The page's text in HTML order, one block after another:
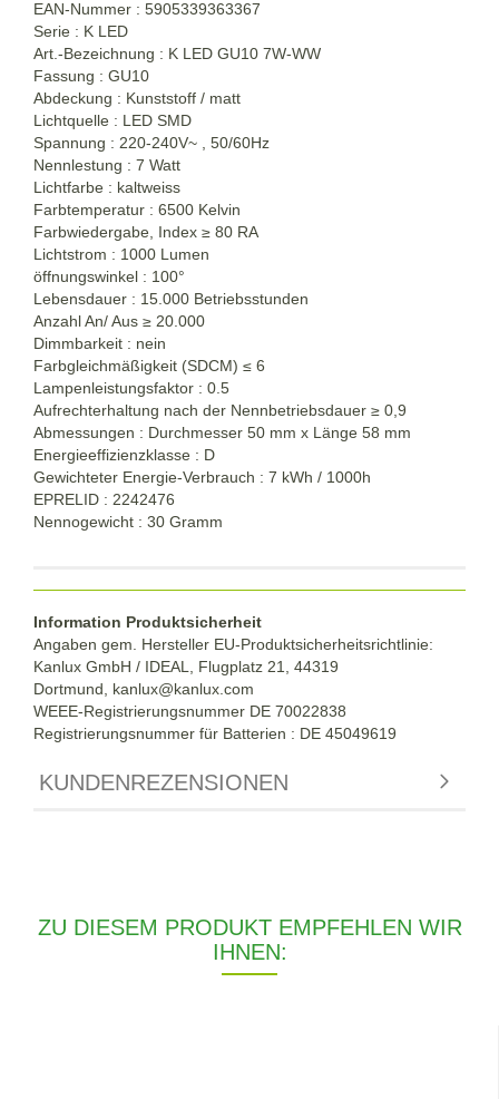
EAN-Nummer : 5905339363367
Serie : K LED
Art.-Bezeichnung : K LED GU10 7W-WW
Fassung : GU10
Abdeckung : Kunststoff / matt
Lichtquelle : LED SMD
Spannung : 220-240V~ , 50/60Hz
Nennlestung : 7 Watt
Lichtfarbe : kaltweiss
Farbtemperatur : 6500 Kelvin
Farbwiedergabe, Index ≥ 80 RA
Lichtstrom : 1000 Lumen
öffnungswinkel : 100°
Lebensdauer : 15.000 Betriebsstunden
Anzahl An/ Aus ≥ 20.000
Dimmbarkeit : nein
Farbgleichmäßigkeit (SDCM) ≤ 6
Lampenleistungsfaktor : 0.5
Aufrechterhaltung nach der Nennbetriebsdauer ≥ 0,9
Abmessungen : Durchmesser 50 mm x Länge 58 mm
Energieeffizienzklasse : D
Gewichteter Energie-Verbrauch : 7 kWh / 1000h
EPRELID : 2242476
Nennogewicht : 30 Gramm
Information Produktsicherheit
Angaben gem. Hersteller EU-Produktsicherheitsrichtlinie:
Kanlux GmbH / IDEAL, Flugplatz 21, 44319
Dortmund, kanlux@kanlux.com
WEEE-Registrierungsnummer DE 70022838
Registrierungsnummer für Batterien : DE 45049619
KUNDENREZENSIONEN
ZU DIESEM PRODUKT EMPFEHLEN WIR
IHNEN: